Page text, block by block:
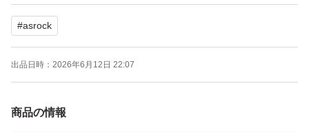
付属品はIOパネルのみとなります。
精密機械につき、他の部品との相性による不具合等含め完
全な動作の保証は致しかねますので、予めご了承下さい。
い。
#asrock
出品日時： 2026年6月12日 22:07
商品の情報